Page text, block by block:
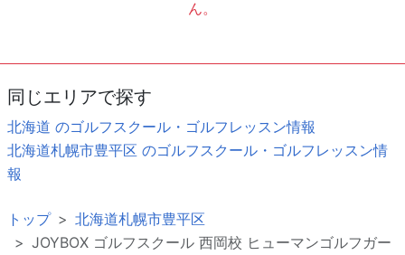
ん。
同じエリアで探す
北海道 のゴルフスクール・ゴルフレッスン情報
北海道札幌市豊平区 のゴルフスクール・ゴルフレッスン情
報
トップ
北海道札幌市豊平区
JOYBOX ゴルフスクール 西岡校 ヒューマンゴルフガー